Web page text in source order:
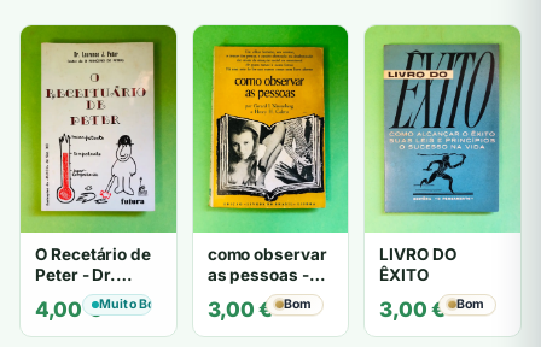
O Recetário de
Peter - Dr.
Laurence J.
Peter
4,00€Muito Bom
como observar
as pessoas -
Gerard I.
Nierenberg e
Henry H. Calero
3,00€ Bom
LIVRO DO
ÊXITO
3,00€ Bom